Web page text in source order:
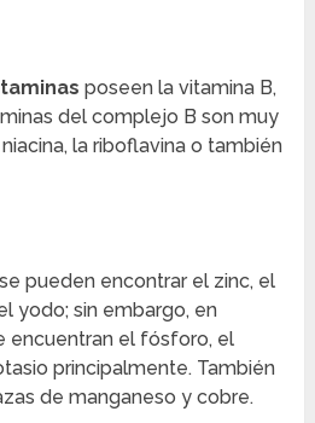
poseen la vitamina B,
del complejo B son muy
la riboflavina o también
se pueden encontrar el zinc, el
yodo; sin embargo, en
encuentran el fósforo, el
principalmente. También
de manganeso y cobre.